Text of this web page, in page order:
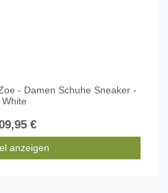
- Damen Schuhe Sneaker -
White
€
anzeigen